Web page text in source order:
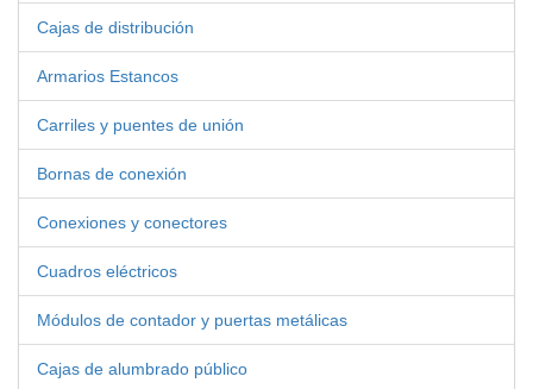
Cajas de distribución
Armarios Estancos
Carriles y puentes de unión
Bornas de conexión
Conexiones y conectores
Cuadros eléctricos
Módulos de contador y puertas metálicas
Cajas de alumbrado público